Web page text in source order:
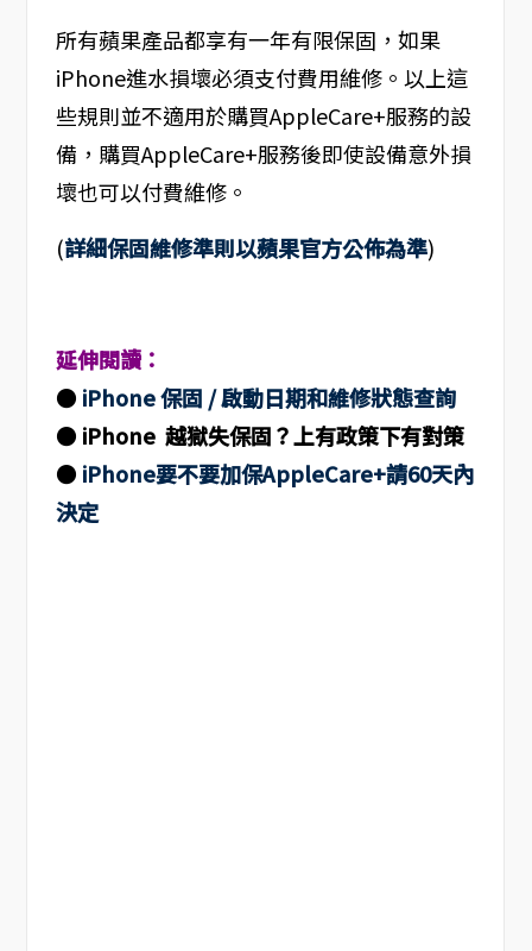
所有蘋果產品都享有一年有限保固，如果
iPhone進水損壞必須支付費用維修。以上這
些規則並不適用於購買AppleCare+服務的設
備，購買AppleCare+服務後即使設備意外損
壞也可以付費維修。
(詳細保固維修準則以蘋果官方公佈為準)
延伸閱讀：
● iPhone 保固 / 啟動日期和維修狀態查詢
● iPhone 越獄失保固？上有政策下有對策
● iPhone要不要加保AppleCare+請60天內
決定